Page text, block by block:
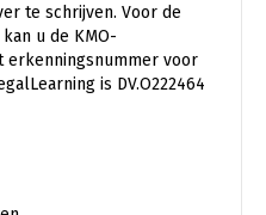
te schrijven. Voor de
u de KMO-
erkenningsnummer voor
is DV.O222464